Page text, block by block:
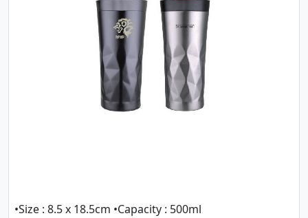
•Size : 8.5 x 18.5cm •Capacity : 500ml